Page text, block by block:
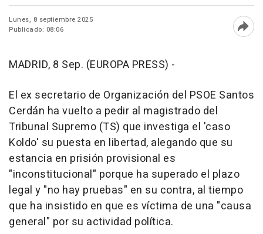
Lunes, 8 septiembre 2025
Publicado: 08:06
MADRID, 8 Sep. (EUROPA PRESS) -
El ex secretario de Organización del PSOE Santos
Cerdán ha vuelto a pedir al magistrado del
Tribunal Supremo (TS) que investiga el 'caso
Koldo' su puesta en libertad, alegando que su
estancia en prisión provisional es
"inconstitucional" porque ha superado el plazo
legal y "no hay pruebas" en su contra, al tiempo
que ha insistido en que es víctima de una "causa
general" por su actividad política.